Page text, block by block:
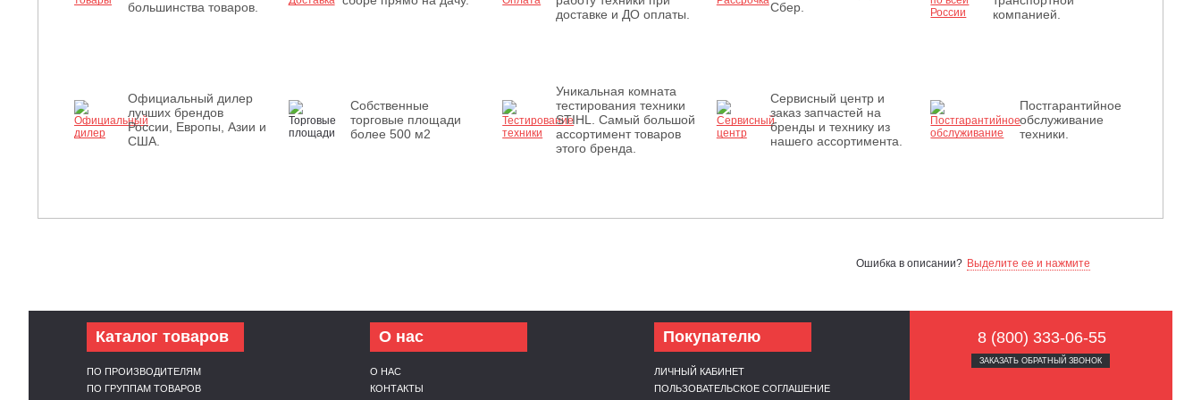
большинства товаров.
доставке и ДО оплаты.
Сбер.
компанией.
Официальный дилер
лучших брендов
России, Европы, Азии и
США.
Собственные
торговые площади
более 500 м2
Уникальная комната
тестирования техники
STIHL. Самый большой
ассортимент товаров
этого бренда.
Сервисный центр и
заказ запчастей на
бренды и технику из
нашего ассортимента.
Постгарантийное
обслуживание
техники.
Ошибка в описании? Выделите ее и нажмите
Каталог товаров
ПО ПРОИЗВОДИТЕЛЯМ
ПО ГРУППАМ ТОВАРОВ
О нас
О НАС
КОНТАКТЫ
Покупателю
ЛИЧНЫЙ КАБИНЕТ
ПОЛЬЗОВАТЕЛЬСКОЕ СОГЛАШЕНИЕ
8 (800) 333-06-55
ЗАКАЗАТЬ ОБРАТНЫЙ ЗВОНОК